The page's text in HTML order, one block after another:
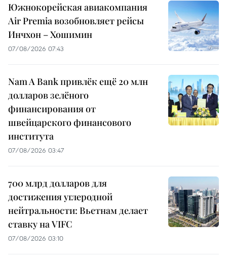
Южнокорейская авиакомпания
Air Premia возобновляет рейсы
Инчхон – Хошимин
07/08/2026 07:43
Nam A Bank привлёк ещё 20 млн
долларов зелёного
финансирования от
швейцарского финансового
института
07/08/2026 03:47
700 млрд долларов для
достижения углеродной
нейтральности: Вьетнам делает
ставку на VIFC
07/08/2026 03:10